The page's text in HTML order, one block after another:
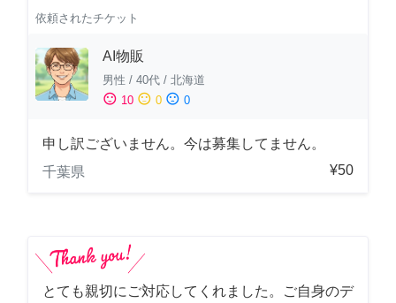
依頼されたチケット
AI物販
男性 / 40代 / 北海道
sentiment_satisfied 10 sentiment_neutral 0 sentiment_dissatisfied 0
申し訳ございません。今は募集してません。
千葉県
¥50
とても親切にご対応してくれました。ご自身のデ